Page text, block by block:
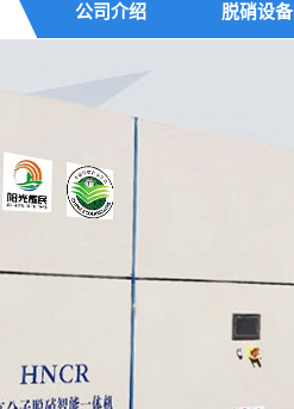
公司介绍 脱硝设备